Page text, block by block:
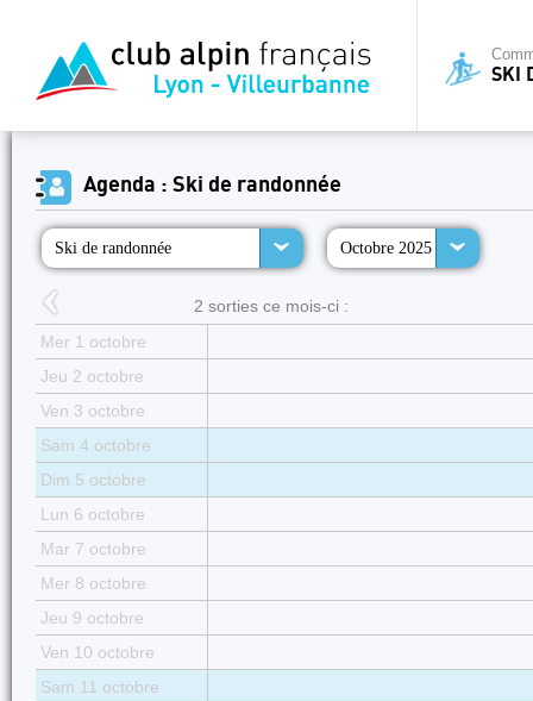
SKI
Agenda : Ski de randonnée
Ski de randonnée Octobre 2025
2 sorties ce mois-ci :
Mer 1 octobre
Jeu 2 octobre
Ven 3 octobre
Sam 4 octobre
Dim 5 octobre
Lun 6 octobre
Mar 7 octobre
Mer 8 octobre
Jeu 9 octobre
Ven 10 octobre
Sam 11 octobre